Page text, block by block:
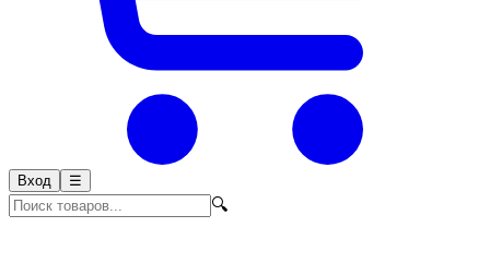
Вход ☰
🔍